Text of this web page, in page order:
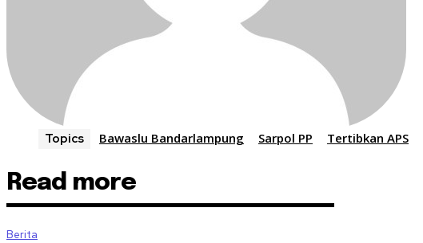
Topics Bawaslu Bandarlampung Sarpol PP Tertibkan APS
Read more
Berita